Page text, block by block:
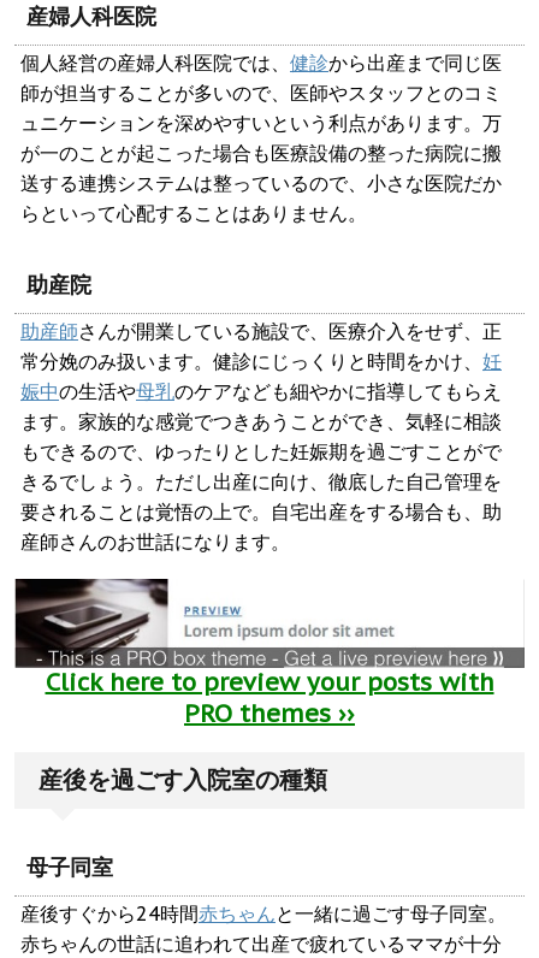
産婦人科医院
個人経営の産婦人科医院では、 健診から出産まで同じ医
師が担当することが多いので、医師やスタッフとのコミ
ュニケーションを深めやすいという利点があります。万
が一のことが起こった場合も医療設備の整った病院に搬
送する連携システムは整っているので、小さな医院だか
らといって心配することはありません。
助産院
助産師さんが開業している施設で、医療介入をせず、正
常分娩のみ扱います。健診にじっくりと時間をかけ、 妊
娠中の生活や母乳のケアなども細やかに指導してもらえ
ます。家族的な感覚でつきあうことができ、気軽に相談
もできるので、ゆったりとした妊娠期を過ごすことがで
きるでしょう。ただし出産に向け、徹底した自己管理を
要されることは覚悟の上で。自宅出産をする場合も、助
産師さんのお世話になります。
Click here to preview your posts with
PRO themes ››
産後を過ごす入院室の種類
母子同室
産後すぐから24時間赤ちゃんと一緒に過ごす母子同室。
赤ちゃんの世話に追われて出産で疲れているママが十分